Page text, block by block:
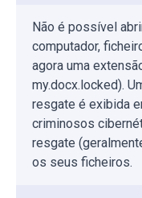
Não é possível
computador,
agora uma
my.docx.locked).
resgate é exibida
criminosos
resgate
os seus ficheiros.